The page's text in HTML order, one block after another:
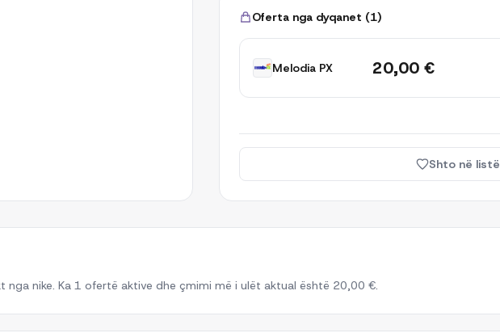
Oferta nga dyqanet (1)
Melodia PX 20,00 €
Shto në listë
nga nike. Ka 1 ofertë aktive dhe çmimi më i ulët aktual është 20,00 €.